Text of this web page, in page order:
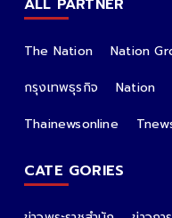
ALL PARTNER